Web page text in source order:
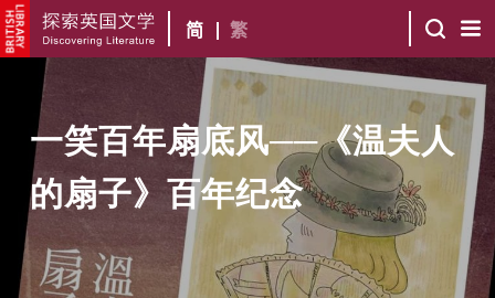
简 繁
一笑百年扇底风──《温夫人
的扇子》百年纪念